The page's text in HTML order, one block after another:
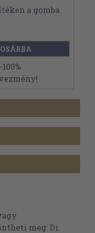
meg:Dr.